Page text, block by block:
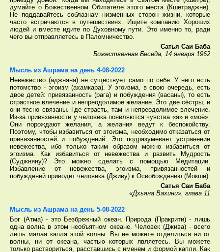
думайте о Божественном Обитателе этого места (Кшетраджне).
Не поддавайтесь соблазнам низменных сторон жизни, которые
часто встречаются в путешествиях. Ищите компанию Хороших
людей и вместе идите по Духовному пути. Это именно то, ради
чего вы отправляетесь в Паломничество.
Сатья Саи Баба
Божественная Беседа, 14 января 1962
Мысль из Ашрама на день 4-08-2022
Невежество (аджняна) не существует само по себе. У него есть
потомство - эгоизм (ахамкара). У эгоизма, в свою очередь, есть
двое детей: привязанность (рага) и побуждения (васаны), то есть
страстное влечение и непреодолимое желание. Это две сёстры, и
они тесно связаны. Где страсть, там и непреодолимое влечение.
Из-за привязанности у человека появляются чувства «я» и «моё».
Они порождают желания, а желания ведут к беспокойству.
Поэтому, чтобы избавиться от эгоизма, необходимо отказаться от
привязанностей и побуждений. Это подразумевает устранение
невежества, ибо только таким образом можно избавиться от
эгоизма. Как избавиться от невежества и развить Мудрость
(Суджняну)? Это можно сделать с помощью Медитации.
Избавление от невежества, эгоизма, привязанностей и
побуждений приводит человека (Дживу) к Освобождению (Мокше).
Сатья Саи Баба
«Дхьяна Вахини», глава 11
Мысль из Ашрама на день 5-08-2022
Бог (Атма) - это Безбрежный океан. Природа (Пракрити) - лишь
одна волна в этом необъятном океане. Человек (Джива) - всего
лишь малая капля этой волны. Вы не можете отделиться ни от
волны, ни от океана, частью которых являетесь. Вы можете
только раствориться, расставшись с именем и формой капли. Как